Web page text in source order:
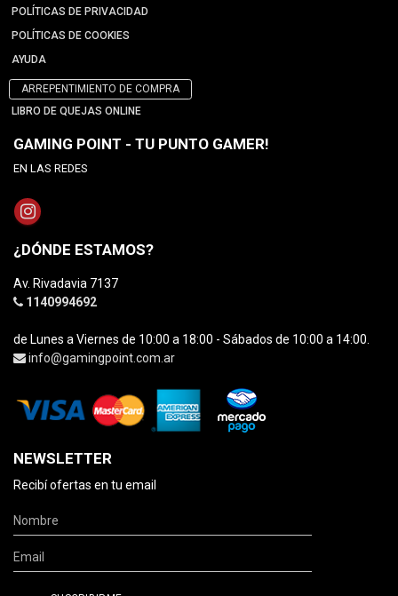
POLÍTICAS DE PRIVACIDAD
POLÍTICAS DE COOKIES
AYUDA
ARREPENTIMIENTO DE COMPRA
LIBRO DE QUEJAS ONLINE
GAMING POINT - TU PUNTO GAMER!
EN LAS REDES
¿DÓNDE ESTAMOS?
Av. Rivadavia 7137
1140994692
de Lunes a Viernes de 10:00 a 18:00 - Sábados de 10:00 a 14:00.
info@gamingpoint.com.ar
NEWSLETTER
Recibí ofertas en tu email